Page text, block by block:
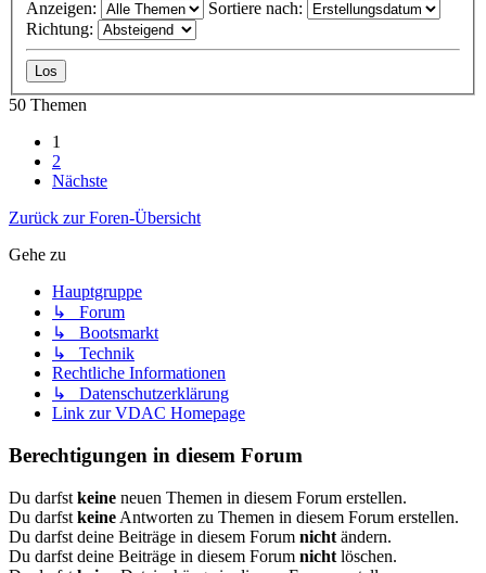
Anzeigen:
Sortiere nach:
Richtung:
50 Themen
1
2
Nächste
Zurück zur Foren-Übersicht
Gehe zu
Hauptgruppe
↳ Forum
↳ Bootsmarkt
↳ Technik
Rechtliche Informationen
↳ Datenschutzerklärung
Link zur VDAC Homepage
Berechtigungen in diesem Forum
Du darfst keine neuen Themen in diesem Forum erstellen.
Du darfst keine Antworten zu Themen in diesem Forum erstellen.
Du darfst deine Beiträge in diesem Forum nicht ändern.
Du darfst deine Beiträge in diesem Forum nicht löschen.